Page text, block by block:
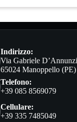
Indirizzo:
Via Gabriele
65024 Manoppello (PE)
Telefono:
+39 085 8569079
Cellulare:
+39 335 7485049